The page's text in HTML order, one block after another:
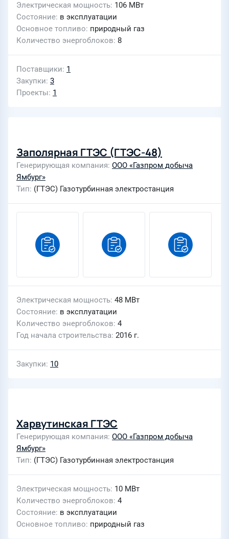
Электрическая мощность 106 МВт
Состояние в эксплуатации
Основное топливо природный газ
Количество энергоблоков 8
Поставщики 1
Закупки 3
Проекты 1
Заполярная ГТЭС (ГТЭС-48)
Генерирующая компания ООО «Газпром добыча
Ямбург»
Тип (ГТЭС) Газотурбинная электростанция
Электрическая мощность 48 МВт
Состояние в эксплуатации
Количество энергоблоков 4
Год начала строительства 2016 г.
Закупки 10
Харвутинская ГТЭС
Генерирующая компания ООО «Газпром добыча
Ямбург»
Тип (ГТЭС) Газотурбинная электростанция
Электрическая мощность 10 МВт
Количество энергоблоков 4
Состояние в эксплуатации
Основное топливо природный газ